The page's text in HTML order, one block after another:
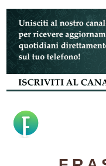
Vai
contenuto